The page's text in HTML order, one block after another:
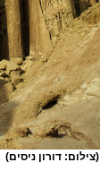
(צילום: דורון ניסים)